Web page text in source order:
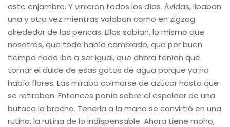
este enjambre. Y vinieron todos los días. Ávidas, libaban
una y otra vez mientras volaban como en zigzag
alrededor de las pencas. Ellas sabían, lo mismo que
nosotros, que todo había cambiado, que por buen
tiempo nada iba a ser igual, que ahora tenían que
tomar el dulce de esas gotas de agua porque ya no
había flores. Las miraba colmarse de azúcar hasta que
se retiraban. Entonces ponía sobre el espaldar de una
butaca la brocha. Tenerla a la mano se convirtió en una
rutina, la rutina de lo indispensable. Ahora tiene moho,